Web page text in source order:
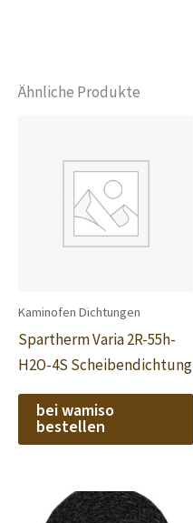
Ähnliche Produkte
Kaminofen Dichtungen
Spartherm Varia 2R-55h-
H2O-4S Scheibendichtung
bei wamiso
bestellen